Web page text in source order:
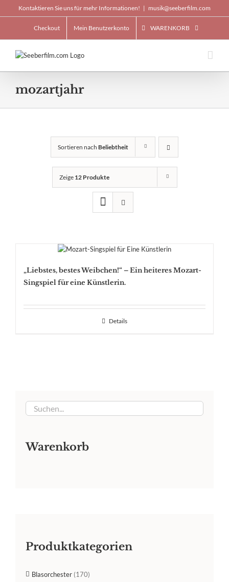
to
Kontaktieren Sie uns für mehr Informationen! | musik@seeberfilm.com
Checkout Mein Benutzerkonto WARENKORB
mozartjahr
Sortieren nach Beliebtheit
Zeige 12 Produkte
„Liebstes, bestes Weibchen!“ – Ein heiteres Mozart-
Singspiel für eine Künstlerin.
Details
Produktkategorien
Blasorchester (170)
Warenkorb